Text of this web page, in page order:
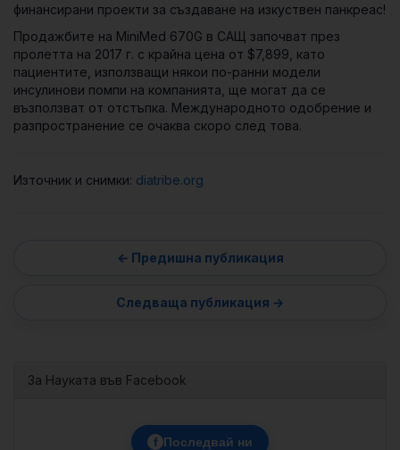
финансирани проекти за създаване на изкуствен панкреас!
Продажбите на MiniMed 670G в САЩ започват през
пролетта на 2017 г. с крайна цена от $7,899, като
пациентите, използващи някои по-ранни модели
инсулинови помпи на компанията, ще могат да се
възползват от отстъпка. Международното одобрение и
разпространение се очаква скоро след това.
Източник и снимки: diatribe.org
За Науката във Facebook
f Последвай ни